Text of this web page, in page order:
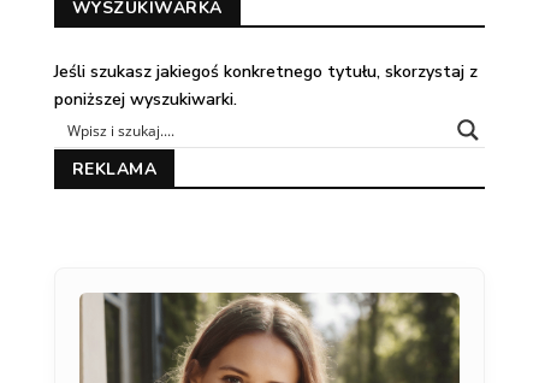
WYSZUKIWARKA
Jeśli szukasz jakiegoś konkretnego tytułu, skorzystaj z
poniższej wyszukiwarki.
REKLAMA